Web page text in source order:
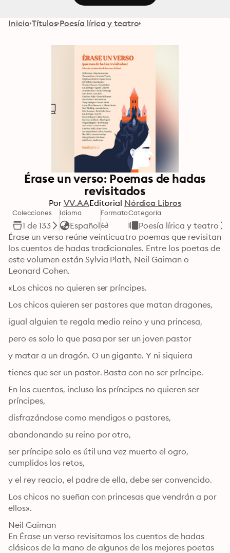
Inicio Títulos Poesía lírica y teatro
Érase un verso: Poemas de hadas
revisitados
Por VV.AAEditorial Nórdica Libros
Colecciones
1 de 133
Idioma
Español
FormatoCategoría
Poesía lírica y teatro
Érase un verso reúne veinticuatro poemas que revisitan
los cuentos de hadas tradicionales. Entre los poetas de
este volumen están Sylvia Plath, Neil Gaiman o
Leonard Cohen.
«Los chicos no quieren ser príncipes.
Los chicos quieren ser pastores que matan dragones,
igual alguien te regala medio reino y una princesa,
pero es solo lo que pasa por ser un joven pastor
y matar a un dragón. O un gigante. Y ni siquiera
tienes que ser un pastor. Basta con no ser príncipe.
En los cuentos, incluso los príncipes no quieren ser
príncipes,
disfrazándose como mendigos o pastores,
abandonando su reino por otro,
ser príncipe solo es útil una vez muerto el ogro,
cumplidos los retos,
y el rey reacio, el padre de ella, debe ser convencido.
Los chicos no sueñan con princesas que vendrán a por
ellos».
Neil Gaiman
En Érase un verso revisitamos los cuentos de hadas
clásicos de la mano de algunos de los mejores poetas